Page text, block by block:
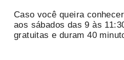
Caso você queira
aos sábados das 9 às
gratuitas e duram 40